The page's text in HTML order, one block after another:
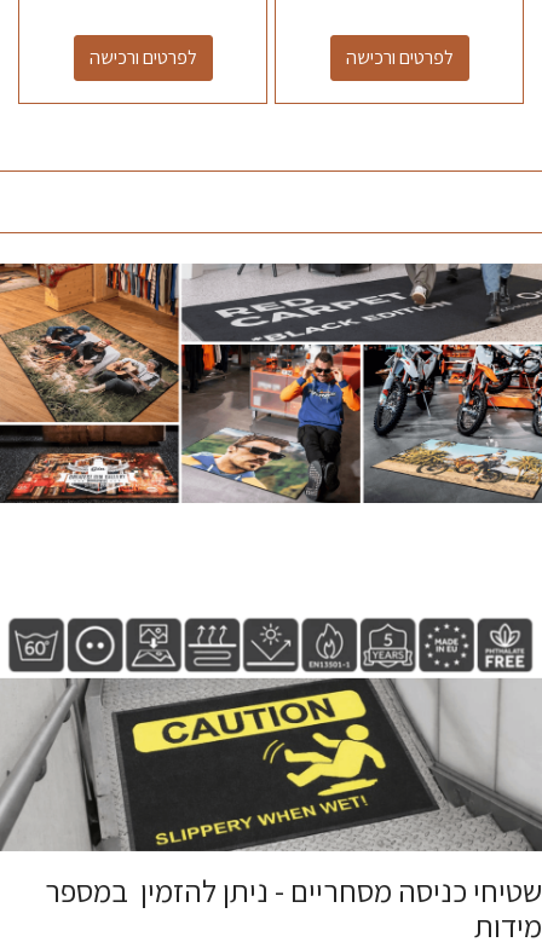
לפרטים ורכישה לפרטים ורכישה
שטיחי כניסה מסחריים - ניתן להזמין במספר
מידות